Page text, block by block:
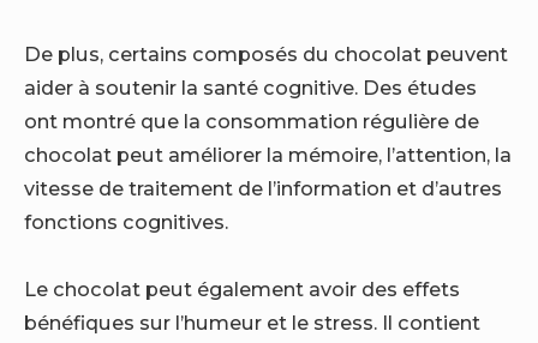
De plus, certains composés du chocolat peuvent
aider à soutenir la santé cognitive. Des études
ont montré que la consommation régulière de
chocolat peut améliorer la mémoire, l’attention, la
vitesse de traitement de l’information et d’autres
fonctions cognitives.
Le chocolat peut également avoir des effets
bénéfiques sur l’humeur et le stress. Il contient